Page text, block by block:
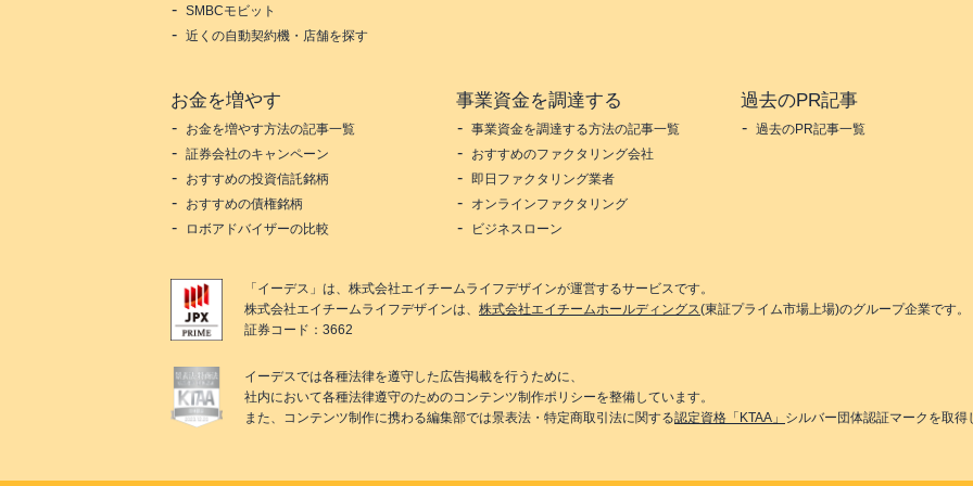
SMBCモビット
近くの自動契約機・店舗を探す
お金を増やす
お金を増やす方法の記事一覧
証券会社のキャンペーン
おすすめの投資信託銘柄
おすすめの債権銘柄
ロボアドバイザーの比較
事業資金を調達する
事業資金を調達する方法の記事一覧
おすすめのファクタリング会社
即日ファクタリング業者
オンラインファクタリング
ビジネスローン
過去のPR記事
過去のPR記事一覧
「 イーデス 」は、 株式会社エイチームライフデザインが運営するサービスです。
株式会社エイチームライフデザインは、 株式会社エイチームホールディングス(東証プライム市場上場)のグループ企業です。
証券コード：3662
イーデスでは各種法律を遵守した広告掲載を行うために、
社内において各種法律遵守のためのコンテンツ制作ポリシーを整備しています。
また、コンテンツ制作に携わる編集部では景表法・特定商取引法に関する認定資格「KTAA」 シルバー団体認証マークを取得